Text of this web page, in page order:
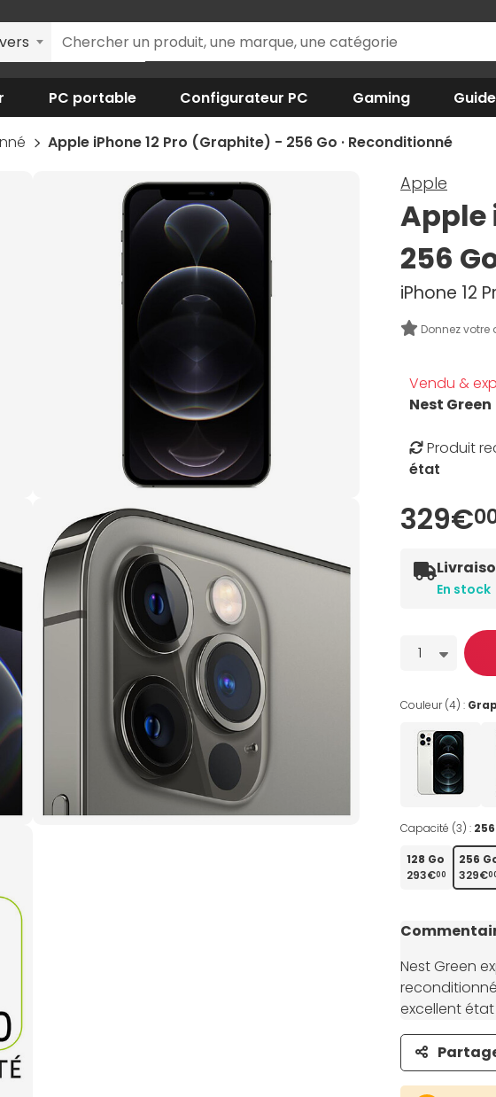
PC portable Configurateur PC Gaming
Apple iPhone 12 Pro (Graphite) - 256 Go · Reconditionné
Apple
Apple
256
iPhone 12
Donnez votre
Vendu &
Nest Green
Produit
état
329€
En stock
Quantité
1
Couleur (4) :
Capacité (3) :
128 Go
293€00
256
329€
Nest Green
excellent état